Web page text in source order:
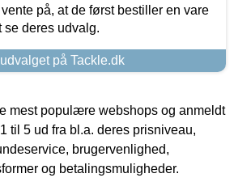
på, at de først bestiller en vare
se deres udvalg.
på Tackle.dk
mest populære webshops og anmeldt
til 5 ud fra bl.a. deres prisniveau,
brugervenlighed,
og betalingsmuligheder.